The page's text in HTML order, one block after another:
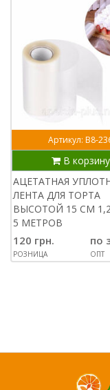
Артикул: В8-
В корзину
АЦЕТАТНАЯ
ЛЕНТА ДЛЯ ТОРТА
ВЫСОТОЙ 15 СМ
5 МЕТРОВ
120 грн.
РОЗНИЦА
по
ОПТ